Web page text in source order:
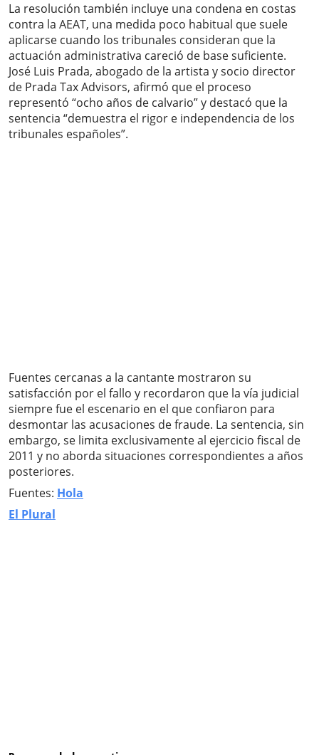
La resolución también incluye una condena en costas
contra la AEAT, una medida poco habitual que suele
aplicarse cuando los tribunales consideran que la
actuación administrativa careció de base suficiente.
José Luis Prada, abogado de la artista y socio director
de Prada Tax Advisors, afirmó que el proceso
representó “ocho años de calvario” y destacó que la
sentencia “demuestra el rigor e independencia de los
tribunales españoles”.
Fuentes cercanas a la cantante mostraron su
satisfacción por el fallo y recordaron que la vía judicial
siempre fue el escenario en el que confiaron para
desmontar las acusaciones de fraude. La sentencia, sin
embargo, se limita exclusivamente al ejercicio fiscal de
2011 y no aborda situaciones correspondientes a años
posteriores.
Fuentes: Hola
El Plural